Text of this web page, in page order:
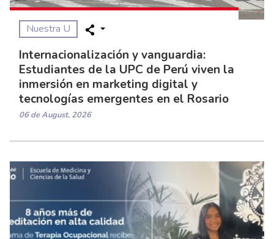
Nuestra U
Internacionalización y vanguardia:
Estudiantes de la UPC de Perú viven la
inmersión en marketing digital y
tecnologías emergentes en el Rosario
06 de August, 2026